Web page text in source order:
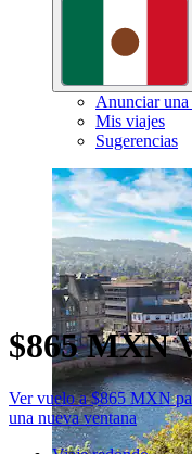
Anunciar una
Mis viajes
Sugerencias
$865 MXN
Ver vuelo a $865 MXN
una nueva ventana